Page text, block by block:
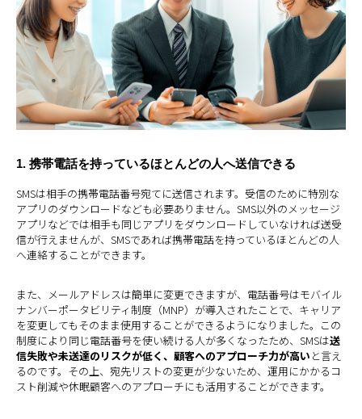
1. 携帯電話を持っているほとんどの人へ送信できる
SMSは相手の携帯電話番号宛てに送信されます。受信のために特別な
アプリのダウンロードなども必要ありません。SMS以外のメッセージ
アプリなどでは相手も同じアプリをダウンロードしていなければ送受
信が行えませんが、SMSであれば携帯電話を持っているほとんどの人
へ連絡することができます。
また、メールアドレスは簡単に変更できますが、電話番号はモバイル
ナンバーポータビリティ制度（MNP）が導入されたことで、キャリア
を変更してもそのまま使用することができるようになりました。この
制度により同じ電話番号を使い続ける人が多くなったため、SMSは送
信失敗や未送達のリスクが低く、顧客へのアプローチ力が高い と言え
るのです。その上、宛先リストの変更が少ないため、運用にかかるコ
スト削減や休眠顧客へのアプローチにも活用することができます。